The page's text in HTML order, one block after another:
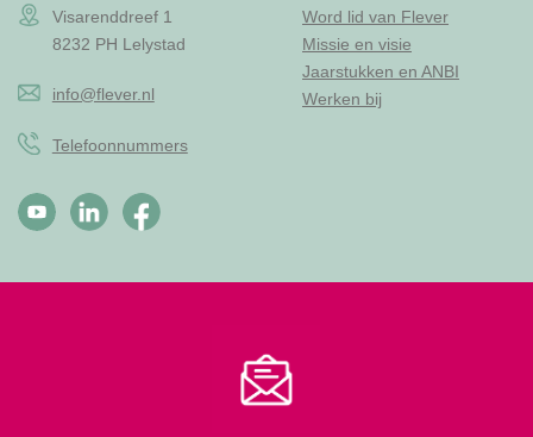
Visarenddreef 1
8232 PH Lelystad
info@flever.nl
Telefoonnummers
Word lid van Flever
Missie en visie
Jaarstukken en ANBI
Werken bij